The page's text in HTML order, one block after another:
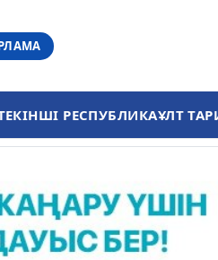
ЕКІНШІ РЕСПУБЛИКАҰЛТ